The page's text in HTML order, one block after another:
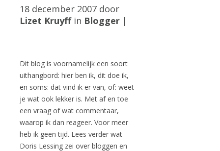
18 december 2007 door
Lizet Kruyffin Blogger |
Dit blog is voornamelijk een soort
uithangbord: hier ben ik, dit doe ik,
en soms: dat vind ik er van, of: weet
je wat ook lekker is. Met af en toe
een vraag of wat commentaar,
waarop ik dan reageer. Voor meer
heb ik geen tijd. Lees verder wat
Doris Lessing zei over bloggen en